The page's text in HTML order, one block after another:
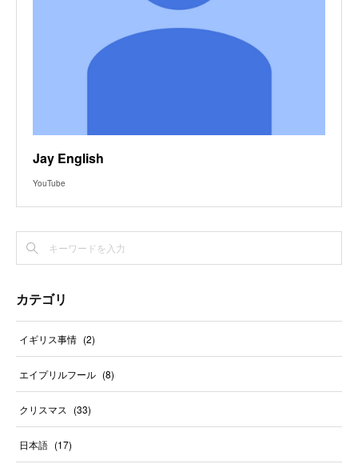
Jay English
YouTube
カテゴリ
イギリス事情 (2)
エイプリルフール (8)
クリスマス (33)
日本語 (17)